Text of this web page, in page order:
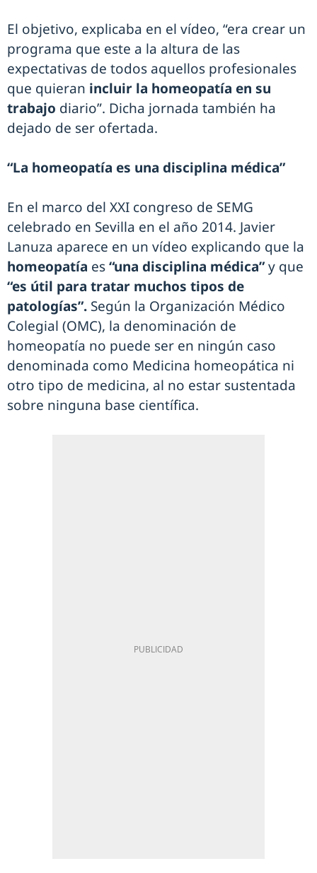
El objetivo, explicaba en el vídeo, “era crear un
programa que este a la altura de las
expectativas de todos aquellos profesionales
que quieran incluir la homeopatía en su
trabajo diario”. Dicha jornada también ha
dejado de ser ofertada.
“La homeopatía es una disciplina médica”
En el marco del XXI congreso de SEMG
celebrado en Sevilla en el año 2014. Javier
Lanuza aparece en un vídeo explicando que la
homeopatía es“una disciplina médica”y que
“es útil para tratar muchos tipos de
patologías”. Según la Organización Médico
Colegial (OMC), la denominación de
homeopatía no puede ser en ningún caso
denominada como Medicina homeopática ni
otro tipo de medicina, al no estar sustentada
sobre ninguna base científica.